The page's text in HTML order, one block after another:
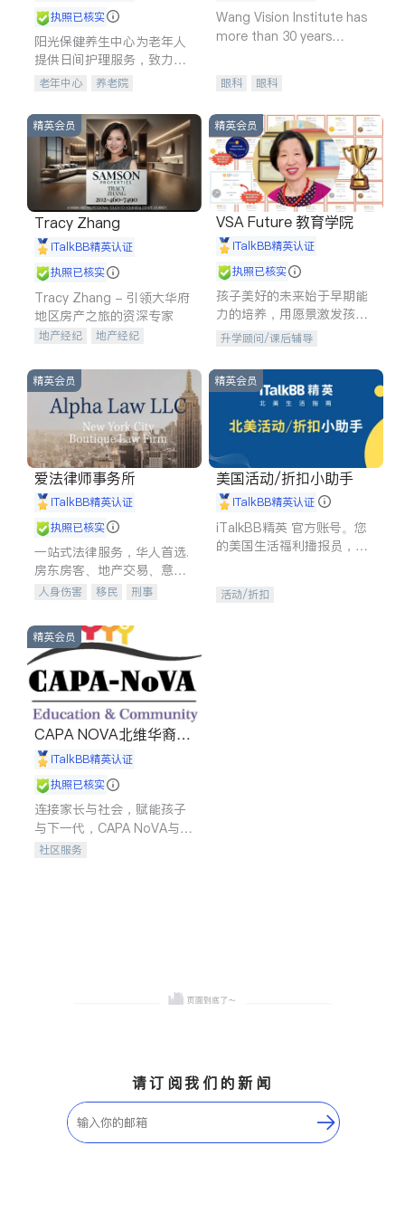
执照已核实
阳光保健养生中心为老年人
提供日间护理服务，致力于
通过持续的护理创新来有效
老年中心 养老院
Wang Vision Institute has
more than 30 years
眼科 眼科
精英会员
Tracy Zhang
iTalkBB精英认证
执照已核实
Tracy Zhang - 引领大华府
地区房产之旅的资深专家
地产经纪
地产经纪
商铺租售
精英会员
VSA Future 教育学院
iTalkBB精英认证
执照已核实
孩子美好的未来始于早期能
力的培养，用愿景激发孩子
的学习潜力和动力。理念：
石。
升学顾问/课后辅导
精英会员
爱法律师事务所
iTalkBB精英认证
执照已核实
一站式法律服务，华人首选.
房东房客、地产交易、意外
伤害、车祸重伤、商业诉
建筑合同、刑事案件全包办
人身伤害 移民
刑事
信托/遗嘱
商业
索赔
律师-其它 保释
精英会员
美国活动/折扣小助手
iTalkBB精英认证
iTalkBB精英 官方账号。您
的美国生活福利播报员，精
专属福利。
活动/折扣
精英会员
CAPA NOVA北维华裔家
长会iTalkBB精英认证
执照已核实
连接家长与社会，赋能孩子
与下一代，CAPA NoVA与您
携手建设包容、公平、充满
社区服务
请订阅我们的新闻